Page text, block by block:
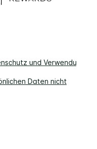
und Verwendung
Daten nicht